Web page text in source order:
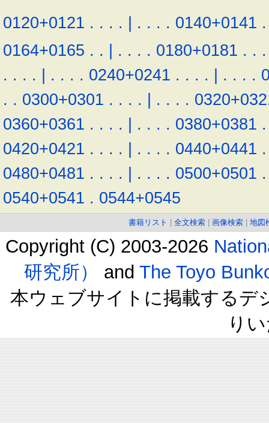
0120+0121 . . . . | . . . . 0140+0141 .
0164+0165 . . | . . . . 0180+0181 . . .
. . . . | . . . . 0240+0241 . . . . | . . . .
. . 0300+0301 . . . . | . . . .
0360+0361 . . . . | . . . . 0380+0381 .
0420+0421 . . . . | . . . . 0440+0441 .
0480+0481 . . . . | . . . . 0500+0501 .
0540+0541 . 0544+0545
書籍リスト 全文検索 画像検索 地図
Copyright (C) 2003-2026
研究所）
and The Toyo
本ウェブサイトに掲載するデ
り